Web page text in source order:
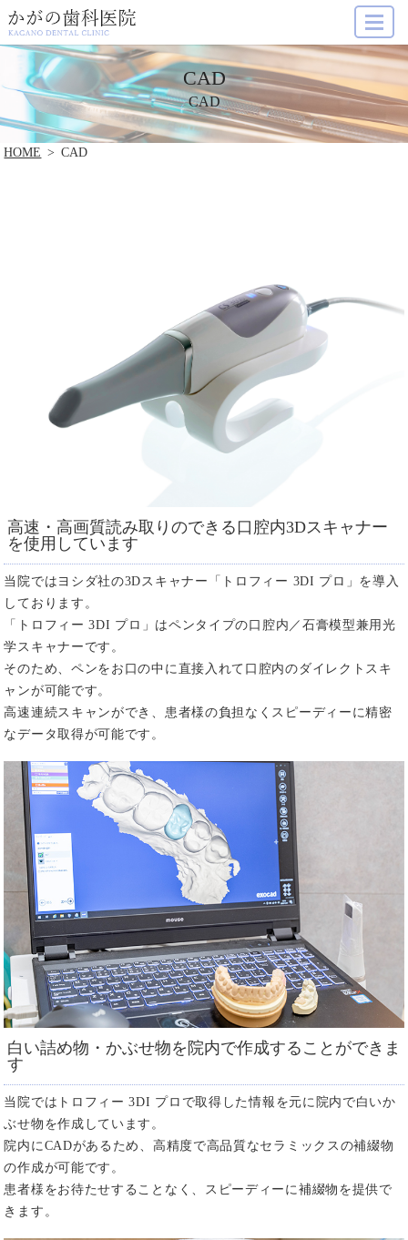
MENU
CAD
CAD
HOME CAD
高速・高画質読み取りのできる口腔内3Dスキャナー
を使用しています
当院ではヨシダ社の3Dスキャナー「トロフィー 3DI プロ」を導入
しております。
「トロフィー 3DI プロ」はペンタイプの口腔内／石膏模型兼用光
学スキャナーです。
そのため、ペンをお口の中に直接入れて口腔内のダイレクトスキ
ャンが可能です。
高速連続スキャンができ、患者様の負担なくスピーディーに精密
なデータ取得が可能です。
白い詰め物・かぶせ物を院内で作成することができま
す
当院ではトロフィー 3DI プロで取得した情報を元に院内で白いか
ぶせ物を作成しています。
院内にCADがあるため、高精度で高品質なセラミックスの補綴物
の作成が可能です。
患者様をお待たせすることなく、スピーディーに補綴物を提供で
きます。